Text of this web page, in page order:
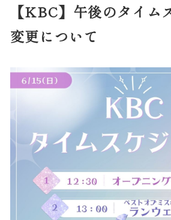
【KBC】午後のタイム
変更について